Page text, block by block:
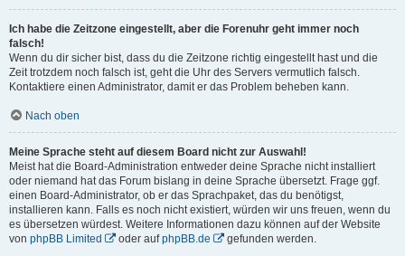
Ich habe die Zeitzone eingestellt, aber die Forenuhr geht immer noch
falsch!
Wenn du dir sicher bist, dass du die Zeitzone richtig eingestellt hast und die
Zeit trotzdem noch falsch ist, geht die Uhr des Servers vermutlich falsch.
Kontaktiere einen Administrator, damit er das Problem beheben kann.
Nach oben
Meine Sprache steht auf diesem Board nicht zur Auswahl!
Meist hat die Board-Administration entweder deine Sprache nicht installiert
oder niemand hat das Forum bislang in deine Sprache übersetzt. Frage ggf.
einen Board-Administrator, ob er das Sprachpaket, das du benötigst,
installieren kann. Falls es noch nicht existiert, würden wir uns freuen, wenn du
es übersetzen würdest. Weitere Informationen dazu können auf der Website
von phpBB Limited oder aufphpBB.de gefunden werden.